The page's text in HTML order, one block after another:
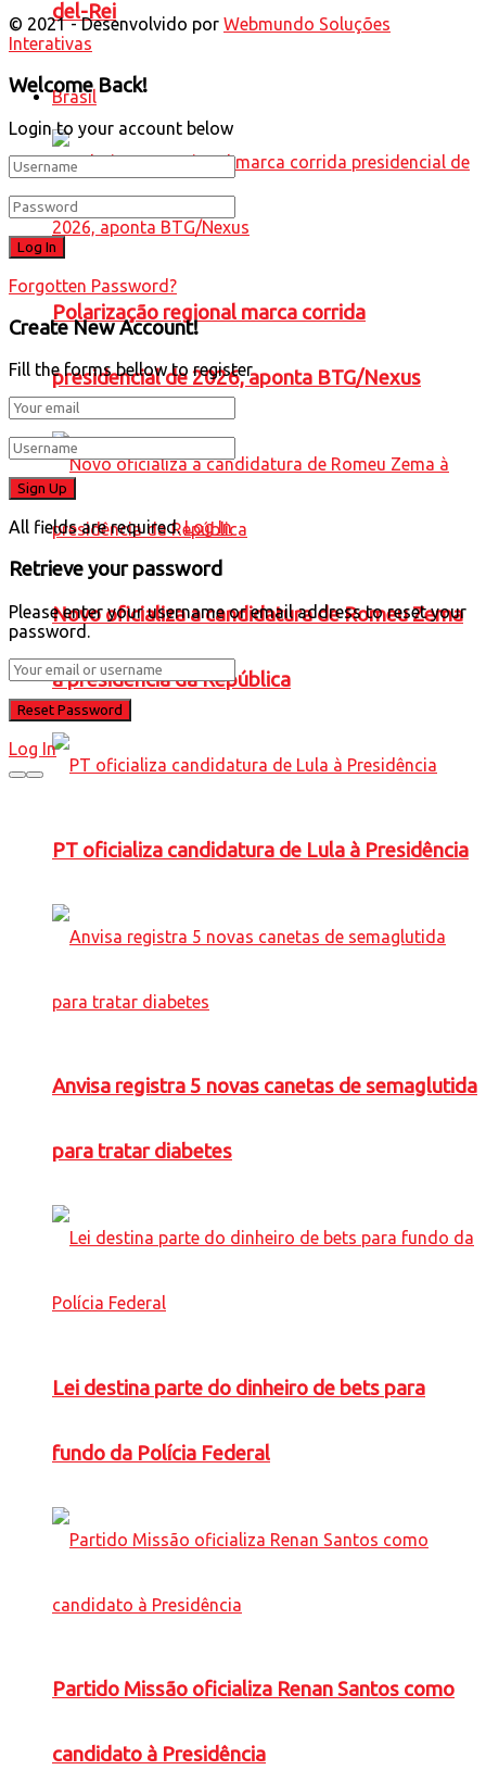
del-Rei
Brasil
Polarização regional marca corrida
presidencial de 2026, aponta BTG/Nexus
Novo oficializa a candidatura de Romeu Zema
à presidência da República
PT oficializa candidatura de Lula à Presidência
Anvisa registra 5 novas canetas de semaglutida
para tratar diabetes
Lei destina parte do dinheiro de bets para
fundo da Polícia Federal
Partido Missão oficializa Renan Santos como
candidato à Presidência
© 2021 - Desenvolvido por Webmundo Soluções
Interativas
Welcome Back!
Login to your account below
Forgotten Password?
Create New Account!
Fill the forms bellow to register
All fields are required. Log In
Retrieve your password
Please enter your username or email address to reset your
password.
Log In